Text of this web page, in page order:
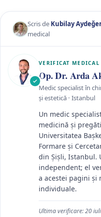
Scris de Kubilay
medical
VERIFICAT MEDICAL
Op. Dr. Arda
Medic specialist în
și estetică · Istanbul
Un medic
medicină și
Universitatea
Formare și
din Șișli, Istanbul.
independent; el
a acestei pagini și
individuale.
Ultima verificare:20